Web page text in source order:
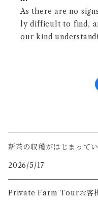
As there are no
ly difficult to find,
our kind
新茶の収穫がはじまって
2026/5/17
Private Farm Tourお客